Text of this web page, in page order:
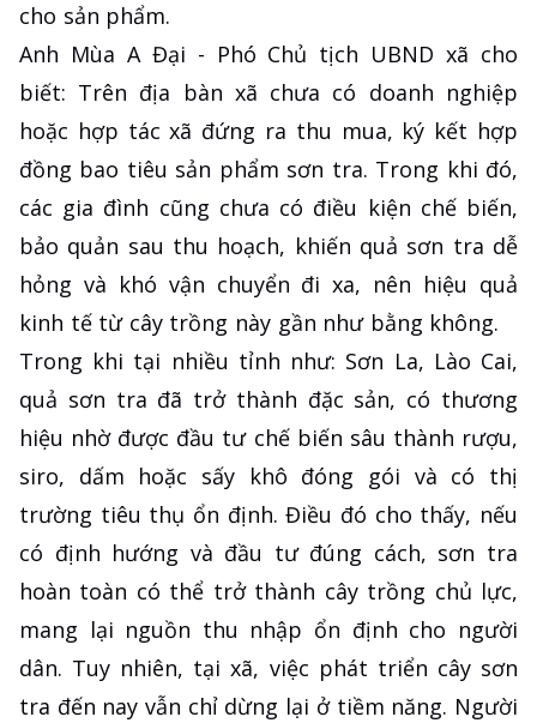
cho sản phẩm.
Anh Mùa A Đại - Phó Chủ tịch UBND xã cho
biết: Trên địa bàn xã chưa có doanh nghiệp
hoặc hợp tác xã đứng ra thu mua, ký kết hợp
đồng bao tiêu sản phẩm sơn tra. Trong khi đó,
các gia đình cũng chưa có điều kiện chế biến,
bảo quản sau thu hoạch, khiến quả sơn tra dễ
hỏng và khó vận chuyển đi xa, nên hiệu quả
kinh tế từ cây trồng này gần như bằng không.
Trong khi tại nhiều tỉnh như: Sơn La, Lào Cai,
quả sơn tra đã trở thành đặc sản, có thương
hiệu nhờ được đầu tư chế biến sâu thành rượu,
siro, dấm hoặc sấy khô đóng gói và có thị
trường tiêu thụ ổn định. Điều đó cho thấy, nếu
có định hướng và đầu tư đúng cách, sơn tra
hoàn toàn có thể trở thành cây trồng chủ lực,
mang lại nguồn thu nhập ổn định cho người
dân. Tuy nhiên, tại xã, việc phát triển cây sơn
tra đến nay vẫn chỉ dừng lại ở tiềm năng. Người